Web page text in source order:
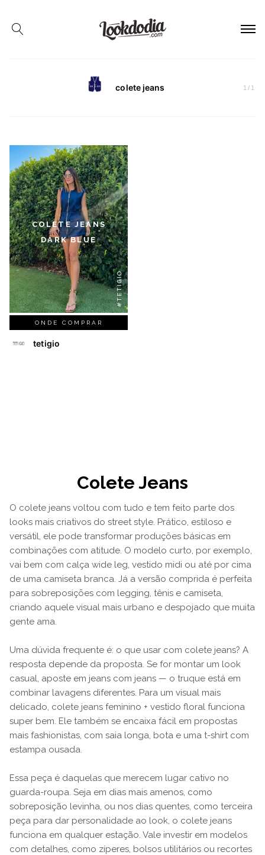
colete jeans 1 / 1
COLETE JEANS
DARK BLUE
#TETIGIO
ONDE COMPRAR
tetigio
Colete Jeans
O colete jeans voltou com tudo e tem feito parte dos
looks mais criativos do street style. Prático, estiloso e
versátil, ele pode transformar produções básicas em
combinações com atitude. O modelo curto, por exemplo,
vai bem com calça wide leg, vestido midi ou até por cima
de uma camiseta branca. Já a versão comprida é perfeita
para sobreposições com legging, tênis e camiseta,
criando aquele visual mais urbano e despojado que muita
gente ama.
Uma dúvida frequente é: o que usar com colete jeans? A
resposta depende da proposta. Se for montar um look
casual, aposte em jeans com jeans — o truque está em
combinar lavagens diferentes. Para um visual mais
delicado, colete jeans feminino + vestido floral funciona
super bem. Ele também se encaixa fácil em propostas
mais fashionistas, com saia longa, bota e uma t-shirt com
estampa ousada.
Essa peça é daquelas que merecem lugar cativo no
guarda-roupa. Seja em dias mais amenos, como
sobreposição levinha, ou nos dias quentes, como terceira
peça para dar personalidade ao look, o colete jeans
funciona em qualquer estação. Vale investir em modelos
com detalhes, como zíperes, bolsos utilitários ou recortes